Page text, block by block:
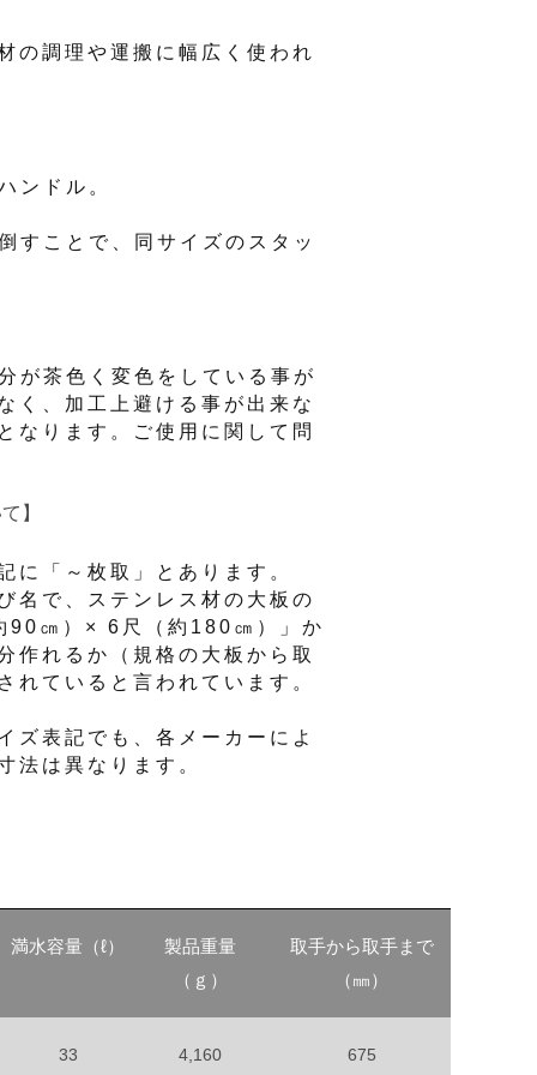
の調理や運搬に幅広く使われ
ンドル。
すことで、同サイズのスタッ
が茶色く変色をしている事が
く、加工上避ける事が出来な
なります。ご使用に関して問
】
に「～枚取」とあります。
名で、ステンレス材の大板の
90㎝）× 6尺（約180㎝）」か
作れるか（規格の大板から取
れていると言われています。
ズ表記でも、各メーカーによ
法は異なります。
満水容量（ℓ）
製品重量
（ｇ）
取手から取手まで
（㎜）
33 4,160 675